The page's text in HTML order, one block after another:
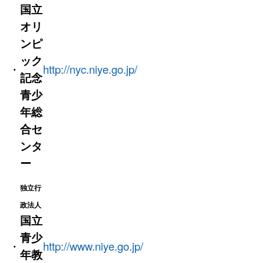
・
国立
オリ
ンピ
ック
記念
青少
年総
合セ
ンタ
ー
http://nyc.niye.go.jp/
・
独立行
政法人
国立
青少
年教
http://www.niye.go.jp/